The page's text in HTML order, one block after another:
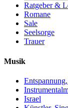
Ratgeber &
Romane
Sale
Seelsorge
Trauer
Musik
Israel